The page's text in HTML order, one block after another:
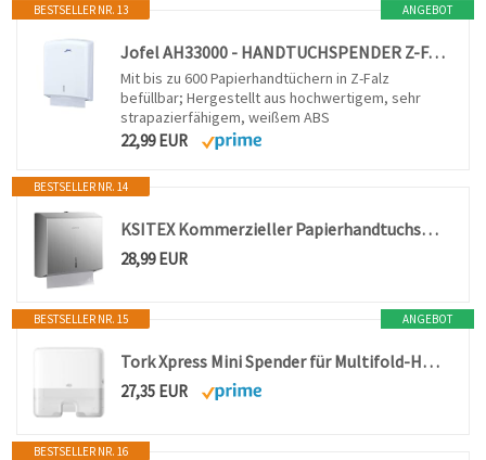
ANGEBOT
BESTSELLER NR. 13
Jofel AH33000 - HANDTUCHSPENDER Z-FALZ AZUR, Wandmontage, aus Acrylnitril-Butadien-Styrol, WEISS
Mit bis zu 600 Papierhandtüchern in Z-Falz
befüllbar; Hergestellt aus hochwertigem, sehr
strapazierfähigem, weißem ABS
22,99 EUR
BESTSELLER NR. 14
KSITEX Kommerzieller Papierhandtuchspender zur Wandmontage, Edelstahl-Handtuchspender mit Schloss, großvolumiger Halter für Multifold-Papierhandtücher für Badezimmer, Küche und öffentliche Bereiche
28,99 EUR
ANGEBOT
BESTSELLER NR. 15
Tork Xpress Mini Spender für Multifold-Handtücher Weiß H2, Einzeltuchentnahme, Elevation Design, 552100
27,35 EUR
BESTSELLER NR. 16